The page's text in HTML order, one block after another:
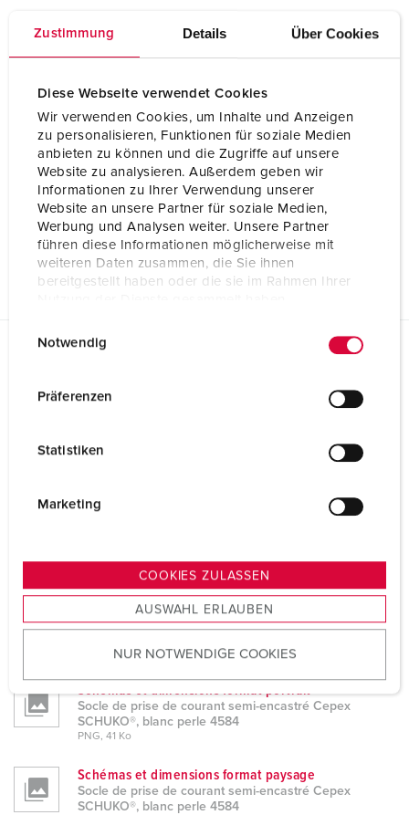
Zustimmung Details Über Cookies
Diese Webseite verwendet Cookies
Wir verwenden Cookies, um Inhalte und Anzeigen
zu personalisieren, Funktionen für soziale Medien
anbieten zu können und die Zugriffe auf unsere
Website zu analysieren. Außerdem geben wir
Informationen zu Ihrer Verwendung unserer
Website an unsere Partner für soziale Medien,
Werbung und Analysen weiter. Unsere Partner
führen diese Informationen möglicherweise mit
weiteren Daten zusammen, die Sie ihnen
bereitgestellt haben oder die sie im Rahmen Ihrer
s
u
w
a
Notwendig
Präferenzen
Statistiken
Marketing
COOKIES ZULASSEN
AUSWAHL ERLAUBEN
NUR NOTWENDIGE COOKIES
blanc perle 4584
Socle de prise de courant semi-encastré Cepex
Données CAO 3D DWG
Socle de prise de courant semi-encastré Cepex
ZIP, 1 Mo
Schémas et dimensions format portrait
Socle de prise de courant semi-encastré Cepex
SCHUKO®, blanc perle 4584
PNG, 41 Ko
Schémas et dimensions format paysage
Socle de prise de courant semi-encastré Cepex
SCHUKO®, blanc perle 4584